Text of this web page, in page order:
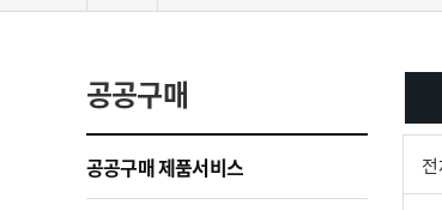
공공구매
공공구매 제품서비스